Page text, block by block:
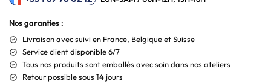
Nos garanties :
Livraisonavec suivi en France, Belgique et Suisse
Service client disponible 6/7
Tous nos produits sont emballés avec soin dans nos ateliers
Retour possible sous 14 jours